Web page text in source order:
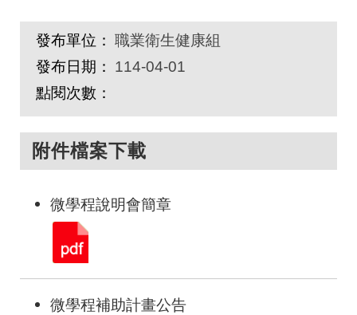
發布單位： 職業衛生健康組
發布日期：
114-04-01
點閱次數：
附件檔案下載
微學程說明會簡章
微學程補助計畫公告